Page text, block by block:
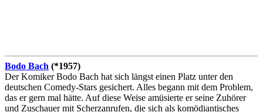
Bodo Bach (*1957)
Der Komiker Bodo Bach hat sich längst einen Platz unter den
deutschen Comedy-Stars gesichert. Alles begann mit dem Problem,
das er gern mal hätte. Auf diese Weise amüsierte er seine Zuhörer
und Zuschauer mit Scherzanrufen, die sich als komödiantisches